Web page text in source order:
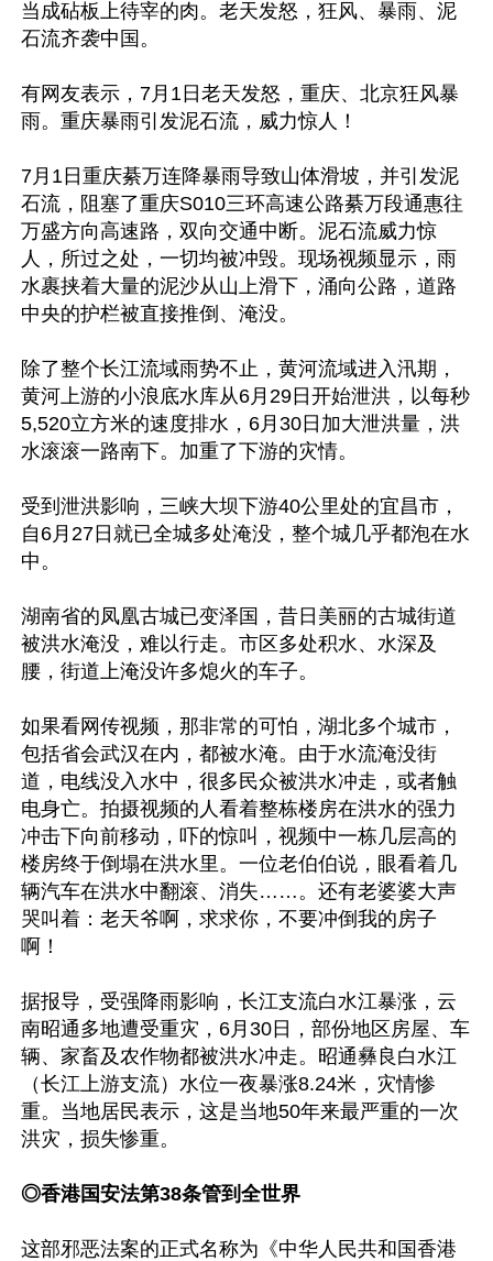
当成砧板上待宰的肉。老天发怒，狂风、暴雨、泥
石流齐袭中国。
有网友表示，7月1日老天发怒，重庆、北京狂风暴
雨。重庆暴雨引发泥石流，威力惊人！
7月1日重庆綦万连降暴雨导致山体滑坡，并引发泥
石流，阻塞了重庆S010三环高速公路綦万段通惠往
万盛方向高速路，双向交通中断。泥石流威力惊
人，所过之处，一切均被冲毁。现场视频显示，雨
水裹挟着大量的泥沙从山上滑下，涌向公路，道路
中央的护栏被直接推倒、淹没。
除了整个长江流域雨势不止，黄河流域进入汛期，
黄河上游的小浪底水库从6月29日开始泄洪，以每秒
5,520立方米的速度排水，6月30日加大泄洪量，洪
水滚滚一路南下。加重了下游的灾情。
受到泄洪影响，三峡大坝下游40公里处的宜昌市，
自6月27日就已全城多处淹没，整个城几乎都泡在水
中。
湖南省的凤凰古城已变泽国，昔日美丽的古城街道
被洪水淹没，难以行走。市区多处积水、水深及
腰，街道上淹没许多熄火的车子。
如果看网传视频，那非常的可怕，湖北多个城市，
包括省会武汉在内，都被水淹。由于水流淹没街
道，电线没入水中，很多民众被洪水冲走，或者触
电身亡。拍摄视频的人看着整栋楼房在洪水的强力
冲击下向前移动，吓的惊叫，视频中一栋几层高的
楼房终于倒塌在洪水里。一位老伯伯说，眼看着几
辆汽车在洪水中翻滚、消失……。还有老婆婆大声
哭叫着：老天爷啊，求求你，不要冲倒我的房子
啊！
据报导，受强降雨影响，长江支流白水江暴涨，云
南昭通多地遭受重灾，6月30日，部份地区房屋、车
辆、家畜及农作物都被洪水冲走。昭通彝良白水江
（长江上游支流）水位一夜暴涨8.24米，灾情惨
重。当地居民表示，这是当地50年来最严重的一次
洪灾，损失惨重。
◎香港国安法第38条管到全世界
这部邪恶法案的正式名称为《中华人民共和国香港